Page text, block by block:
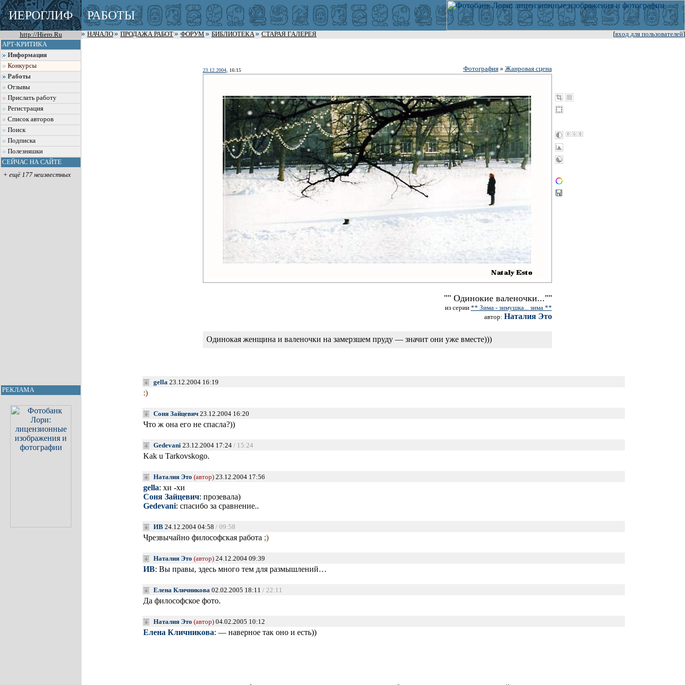
ИЕРОГЛИФ РАБОТЫ
http://Hiero.Ru [вход для пользователей]
НАЧАЛО ПРОДАЖА РАБОТ ФОРУМ БИБЛИОТЕКА
СТАРАЯ ГАЛЕРЕЯ
АРТ-КРИТИКА
Информация
Конкурсы
Работы
Отзывы
Прислать работу
Регистрация
Список авторов
Поиск
Подписка
Полезняшки
СЕЙЧАС НА САЙТЕ
+ ещё 177 неизвестных
РЕКЛАМА
23.12.2004, 16:15 Фотография» Жанровая сцена
"" Одинокие валеночки...""
из серии ** Зима - зимушка... зима **
автор: Наталия Это
Одинокая женщина и валеночки на замерзшем пруду — значит они уже вместе)))
gella23.12.2004 16:19
:)
Соня Зайцевич23.12.2004 16:20
Что ж она его не спасла?))
Gedevani23.12.2004 17:24 / 15:24
Kak u Tarkovskogo.
Наталия Это (автор)23.12.2004 17:56
gella: хи -хи
Соня Зайцевич: прозевала)
Gedevani: спасибо за сравнение..
ИВ24.12.2004 04:58 / 09:58
Чрезвычайно философская работа ;)
Наталия Это (автор)24.12.2004 09:39
ИВ: Вы правы, здесь много тем для размышлений…
Елена Кличникова02.02.2005 18:11 / 22:11
Да философское фото.
Наталия Это (автор)04.02.2005 10:12
Елена Кличникова: — наверное так оно и есть))